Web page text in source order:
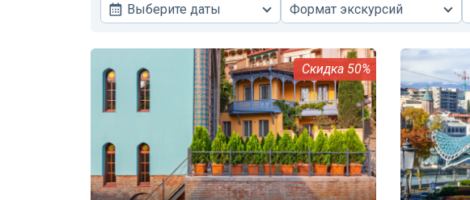
Выберите даты Формат экскурсий
50%